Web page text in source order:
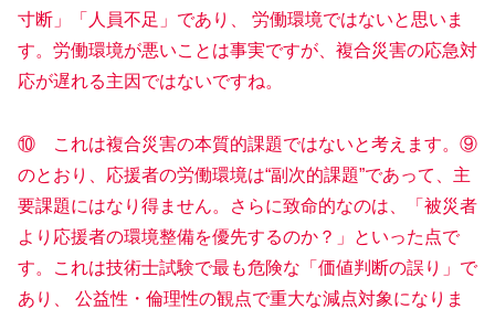
寸断」「人員不足」であり、 労働環境ではないと思いま
す。労働環境が悪いことは事実ですが、複合災害の応急対
応が遅れる主因ではないですね。
⑩ これは複合災害の本質的課題ではないと考えます。⑨
のとおり、応援者の労働環境は“副次的課題”であって、主
要課題にはなり得ません。さらに致命的なのは、「被災者
より応援者の環境整備を優先するのか？」といった点で
す。これは技術士試験で最も危険な「価値判断の誤り」で
あり、 公益性・倫理性の観点で重大な減点対象になりま